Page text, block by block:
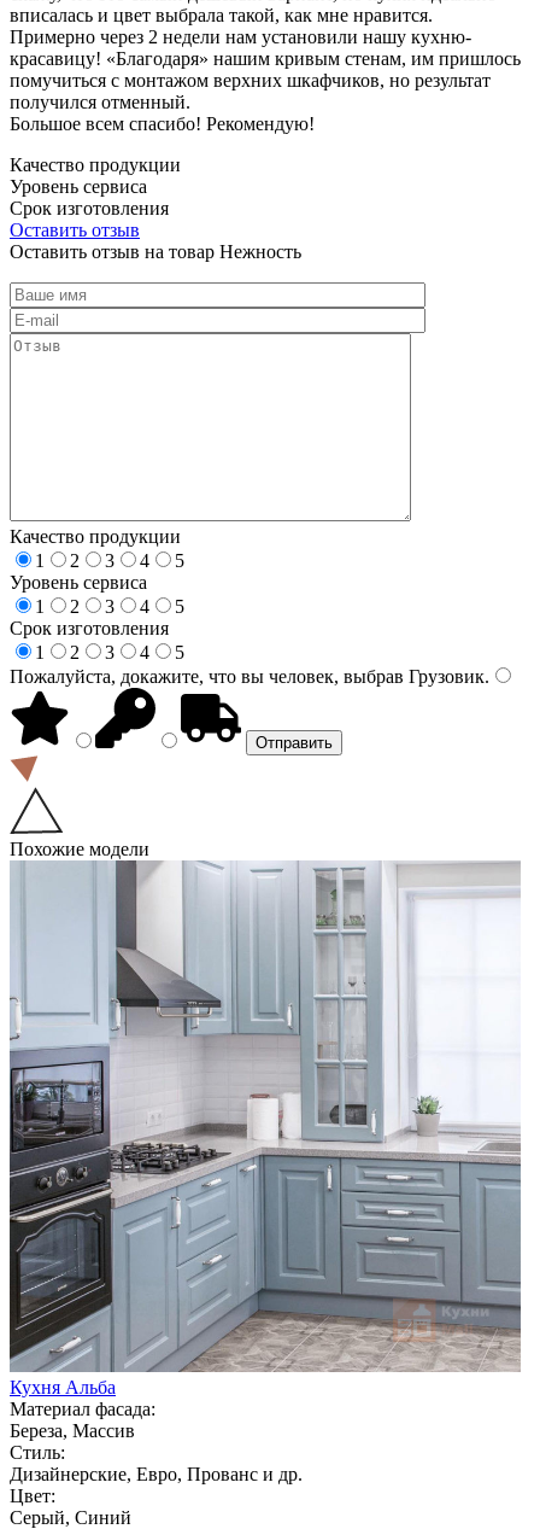
вписалась и цвет выбрала такой, как мне нравится.
Примерно через 2 недели нам установили нашу кухню-
красавицу! «Благодаря» нашим кривым стенам, им пришлось
помучиться с монтажом верхних шкафчиков, но результат
получился отменный.
Большое всем спасибо! Рекомендую!
Качество продукции
Уровень сервиса
Срок изготовления
Оставить отзыв
Оставить отзыв на товар Нежность
Качество продукции
1
2 3 4
5
Уровень сервиса
1
2 3 4
5
Срок изготовления
1
2 3 4
5
Пожалуйста, докажите, что вы человек, выбрав Грузовик.
Похожие модели
Кухня Альба
Материал фасада:
Береза, Массив
Стиль:
Дизайнерские, Евро, Прованс и др.
Цвет:
Серый, Синий